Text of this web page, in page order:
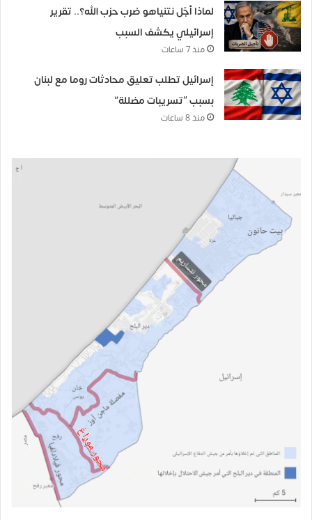
لماذا أجّل نتنياهو ضرب حزب الله؟.. تقرير
إسرائيلي يكشف السبب
منذ 7 ساعات
إسرائيل تطلب تعليق محادثات روما مع لبنان
بسبب “تسريبات مضللة”
منذ 8 ساعات